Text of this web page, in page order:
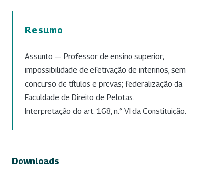
Resumo
Assunto — Professor de ensino superior;
impossibilidade de efetivação de interinos, sem
concurso de títulos e provas; federalização da
Faculdade de Direito de Pelotas.
Interpretação do art. 168, n.° VI da Constituição.
Downloads